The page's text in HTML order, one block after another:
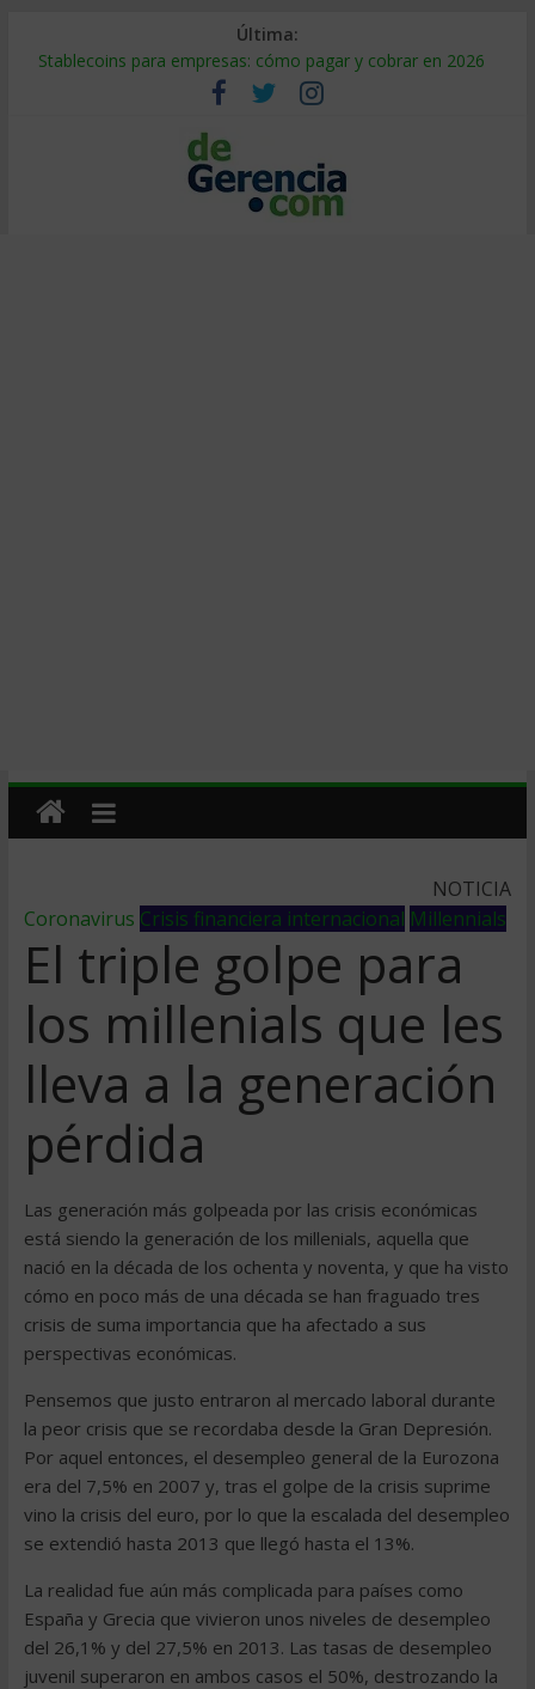
Última:
Stablecoins para empresas: cómo pagar y cobrar en 2026
Despido silencioso: qué es y por qué sale tan caro
IA en selección de personal: cómo auditarla a tiempo
Trabajo forzoso en la cadena de suministro: qué hacer
Mercado hispano de EE. UU.: cómo segmentarlo y venderle
NOTICIA
Coronavirus Crisis financiera internacional Millennials
El triple golpe para
los millenials que les
lleva a la generación
pérdida
Las generación más golpeada por las crisis económicas
está siendo la generación de los millenials, aquella que
nació en la década de los ochenta y noventa, y que ha visto
cómo en poco más de una década se han fraguado tres
crisis de suma importancia que ha afectado a sus
perspectivas económicas.
Pensemos que justo entraron al mercado laboral durante
la peor crisis que se recordaba desde la Gran Depresión.
Por aquel entonces, el desempleo general de la Eurozona
era del 7,5% en 2007 y, tras el golpe de la crisis suprime
vino la crisis del euro, por lo que la escalada del desempleo
se extendió hasta 2013 que llegó hasta el 13%.
La realidad fue aún más complicada para países como
España y Grecia que vivieron unos niveles de desempleo
del 26,1% y del 27,5% en 2013. Las tasas de desempleo
juvenil superaron en ambos casos el 50%, destrozando la